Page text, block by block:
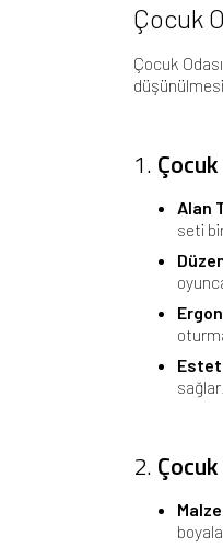
Çocuk
Çocuk
1.
Alan
seti
sağlar.
2.